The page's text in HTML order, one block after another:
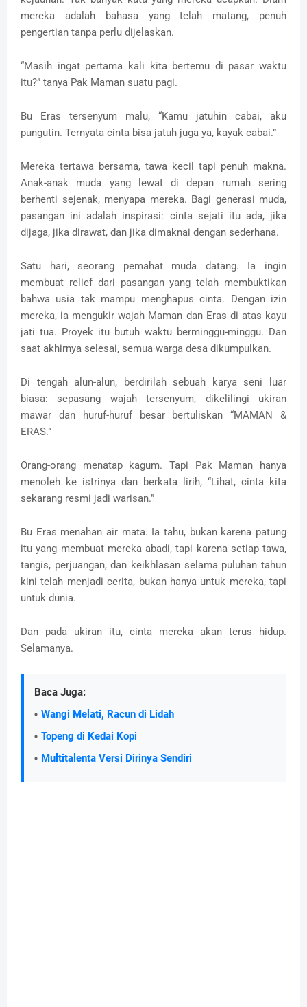
mereka adalah bahasa yang telah matang, penuh
pengertian tanpa perlu dijelaskan.
“Masih ingat pertama kali kita bertemu di pasar waktu
itu?” tanya Pak Maman suatu pagi.
Bu Eras tersenyum malu, “Kamu jatuhin cabai, aku
pungutin. Ternyata cinta bisa jatuh juga ya, kayak cabai.”
Mereka tertawa bersama, tawa kecil tapi penuh makna.
Anak-anak muda yang lewat di depan rumah sering
berhenti sejenak, menyapa mereka. Bagi generasi muda,
pasangan ini adalah inspirasi: cinta sejati itu ada, jika
dijaga, jika dirawat, dan jika dimaknai dengan sederhana.
Satu hari, seorang pemahat muda datang. Ia ingin
membuat relief dari pasangan yang telah membuktikan
bahwa usia tak mampu menghapus cinta. Dengan izin
mereka, ia mengukir wajah Maman dan Eras di atas kayu
jati tua. Proyek itu butuh waktu berminggu-minggu. Dan
saat akhirnya selesai, semua warga desa dikumpulkan.
Di tengah alun-alun, berdirilah sebuah karya seni luar
biasa: sepasang wajah tersenyum, dikelilingi ukiran
mawar dan huruf-huruf besar bertuliskan “MAMAN &
ERAS.”
Orang-orang menatap kagum. Tapi Pak Maman hanya
menoleh ke istrinya dan berkata lirih, “Lihat, cinta kita
sekarang resmi jadi warisan.”
Bu Eras menahan air mata. Ia tahu, bukan karena patung
itu yang membuat mereka abadi, tapi karena setiap tawa,
tangis, perjuangan, dan keikhlasan selama puluhan tahun
kini telah menjadi cerita, bukan hanya untuk mereka, tapi
untuk dunia.
Dan pada ukiran itu, cinta mereka akan terus hidup.
Selamanya.
Baca Juga:
Wangi Melati, Racun di Lidah
Topeng di Kedai Kopi
Multitalenta Versi Dirinya Sendiri